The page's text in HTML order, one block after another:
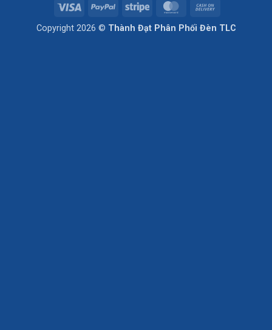
Visa PayPal Stripe MasterCard
Delivery
Copyright 2026 © Thành Đạt Phân Phối Đèn TLC